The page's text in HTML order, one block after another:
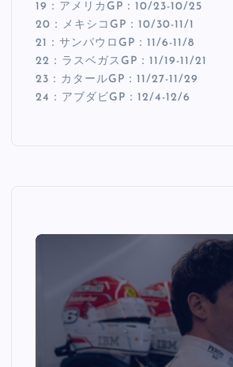
19：アメリカGP：10/23-10/25
20：メキシコGP：10/30-11/1
21：サンパウロGP：11/6-11/8
22：ラスベガスGP：11/19-11/21
23：カタールGP：11/27-11/29
24：アブダビGP：12/4-12/6